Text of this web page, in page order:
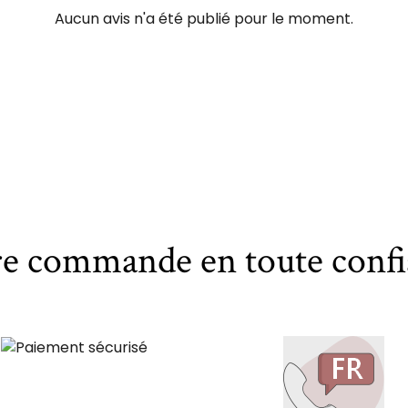
Aucun avis n'a été publié pour le moment.
commande en toute